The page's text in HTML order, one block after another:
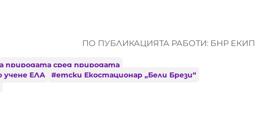
ПО ПУБЛИКАЦИЯТА РАБОТИ: БНР ЕКИП
природата сред природата
учене ЕЛА #етски Екостационар „Бели Брези“